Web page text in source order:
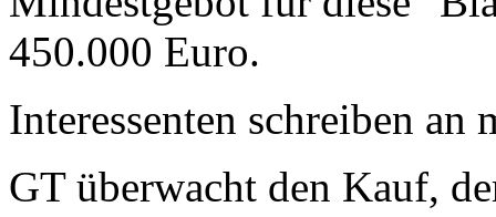
450.000 Euro.
Interessenten schreiben
GT überwacht den Kauf,